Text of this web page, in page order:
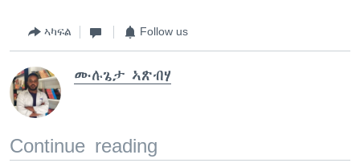
ኣካፍል Follow us
ሙሉጌታ ኣጽብሃ
Continue reading